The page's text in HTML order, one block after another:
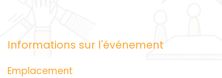
Informations sur l'événement
Emplacement